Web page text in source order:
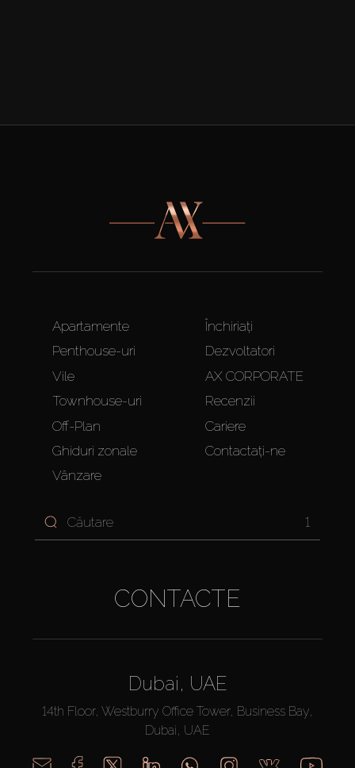
Apartamente
Penthouse-uri
Vile
Townhouse-uri
Off-Plan
Ghiduri zonale
Vânzare
Închiriați
Dezvoltatori
AX CORPORATE
Recenzii
Cariere
Contactați-ne
1
CONTACTE
Dubai, UAE
14th Floor, Westburry Office Tower, Business Bay,
Dubai, UAE